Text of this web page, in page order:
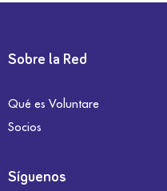
Sobre la Red
Qué es Voluntare
Socios
Síguenos